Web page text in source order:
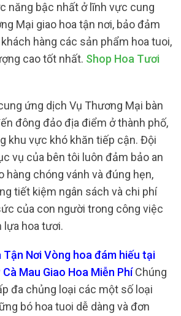
năng bậc nhất ở lĩnh vực cung
Mại giao hoa tận nơi, bảo đảm
hàng các sản phẩm hoa tuoi,
cao tốt nhất. Shop Hoa Tươi
ứng dịch Vụ Thương Mại bàn
đông đảo địa điểm ở thành phố,
khu vực khó khăn tiếp cận. Đội
vụ của bên tôi luôn đảm bảo an
hàng chóng vánh và đúng hẹn,
tiết kiệm ngân sách và chi phí
của con người trong công việc
lựa hoa tươi.
Tận Nơi Vòng hoa đám hiếu tại
Mau Giao Hoa Miễn PhíChúng
đa chủng loại các một số loại
bó hoa tuoi dễ dàng và đơn